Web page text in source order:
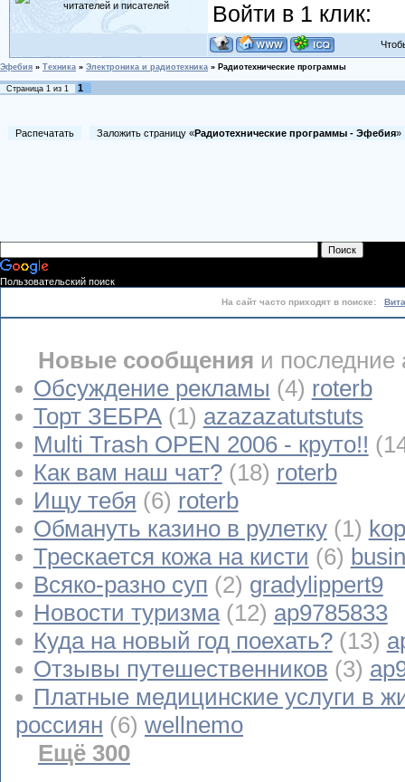
Войти в 1 клик:
Эфебия » Техника » Электроника и радиотехника » Радиотехнические программы
Страница 1 из 1 1
Распечатать Заложить страницу «Радиотехнические программы - Эфебия
Пользовательский поиск
На сайт часто приходят в поиске:
Новые сообщения и последние
Обсуждение рекламы (4) roterb
Торт ЗЕБРА (1) azazazatutstuts
Multi Trash OPEN 2006 - круто!!
Как вам наш чат? (18) roterb
Ищу тебя (6) roterb
Обмануть казино в рулетку (1)
Трескается кожа на кисти (6)
Всяко-разно суп (2) gradylippert9
Новости туризма (12) ap9785833
Куда на новый год поехать? (13)
Отзывы путешественников (3)
Платные медицинские услуги в
россиян (6) wellnemo
Ещё 300